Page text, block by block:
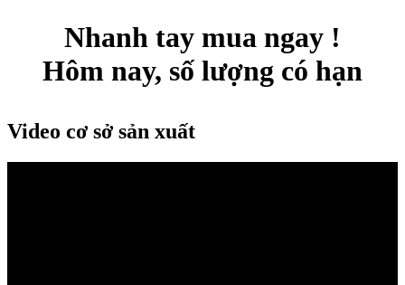
Nhanh tay mua ngay !
Hôm nay, số lượng có hạn
Video cơ sở sản xuất